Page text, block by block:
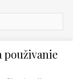
použivanie